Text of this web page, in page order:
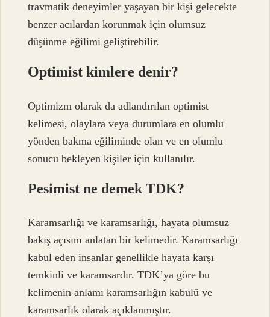
travmatik deneyimler yaşayan bir kişi gelecekte
benzer acılardan korunmak için olumsuz
düşünme eğilimi geliştirebilir.
Optimist kimlere denir?
Optimizm olarak da adlandırılan optimist
kelimesi, olaylara veya durumlara en olumlu
yönden bakma eğiliminde olan ve en olumlu
sonucu bekleyen kişiler için kullanılır.
Pesimist ne demek TDK?
Karamsarlığı ve karamsarlığı, hayata olumsuz
bakış açısını anlatan bir kelimedir. Karamsarlığı
kabul eden insanlar genellikle hayata karşı
temkinli ve karamsardır. TDK’ya göre bu
kelimenin anlamı karamsarlığın kabulü ve
karamsarlık olarak açıklanmıştır.